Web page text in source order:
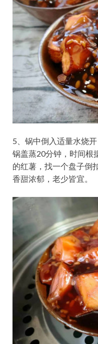
5、锅中倒入适量水烧
锅盖蒸20分钟，时间根
的红薯，找一个盘子倒
香甜浓郁，老少皆宜。